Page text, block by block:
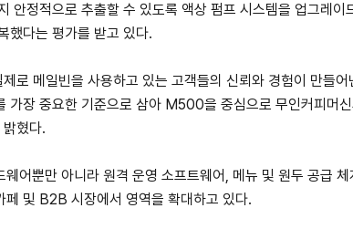
안정적으로 추출할 수 있도록 액상 펌프 시스템을 업그레이
했다는 평가를 받고 있다.
로 메일빈을 사용하고 있는 고객들의 신뢰와 경험이 만들
가장 중요한 기준으로 삼아 M500을 중심으로 무인커피머
혔다.
어뿐만 아니라 원격 운영 소프트웨어, 메뉴 및 원두 공급
페 및 B2B 시장에서 영역을 확대하고 있다.